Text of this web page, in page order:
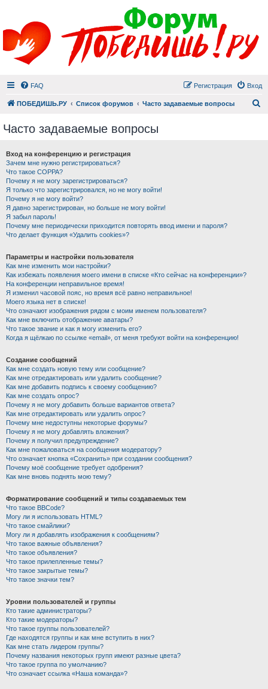
FAQ Вход
Регистрация
ПОБЕДИШЬ.РУ Список форумов Часто задаваемые вопросы
Часто задаваемые вопросы
Вход на конференцию и регистрация
Зачем мне нужно регистрироваться?
Что такое COPPA?
Почему я не могу зарегистрироваться?
Я только что зарегистрировался, но не могу войти!
Почему я не могу войти?
Я давно зарегистрирован, но больше не могу войти!
Я забыл пароль!
Почему мне периодически приходится повторять ввод имени и пароля?
Что делает функция «Удалить cookies»?
Параметры и настройки пользователя
Как мне изменить мои настройки?
Как избежать появления моего имени в списке «Кто сейчас на конференции»?
На конференции неправильное время!
Я изменил часовой пояс, но время всё равно неправильное!
Моего языка нет в списке!
Что означают изображения рядом с моим именем пользователя?
Как мне включить отображение аватары?
Что такое звание и как я могу изменить его?
Когда я щёлкаю по ссылке «email», от меня требуют войти на конференцию!
Создание сообщений
Как мне создать новую тему или сообщение?
Как мне отредактировать или удалить сообщение?
Как мне добавить подпись к своему сообщению?
Как мне создать опрос?
Почему я не могу добавить больше вариантов ответа?
Как мне отредактировать или удалить опрос?
Почему мне недоступны некоторые форумы?
Почему я не могу добавлять вложения?
Почему я получил предупреждение?
Как мне пожаловаться на сообщения модератору?
Что означает кнопка «Сохранить» при создании сообщения?
Почему моё сообщение требует одобрения?
Как мне вновь поднять мою тему?
Форматирование сообщений и типы создаваемых тем
Что такое BBCode?
Могу ли я использовать HTML?
Что такое смайлики?
Могу ли я добавлять изображения к сообщениям?
Что такое важные объявления?
Что такое объявления?
Что такое прилепленные темы?
Что такое закрытые темы?
Что такое значки тем?
Уровни пользователей и группы
Кто такие администраторы?
Кто такие модераторы?
Что такое группы пользователей?
Где находятся группы и как мне вступить в них?
Как мне стать лидером группы?
Почему названия некоторых групп имеют разные цвета?
Что такое группа по умолчанию?
Что означает ссылка «Наша команда»?